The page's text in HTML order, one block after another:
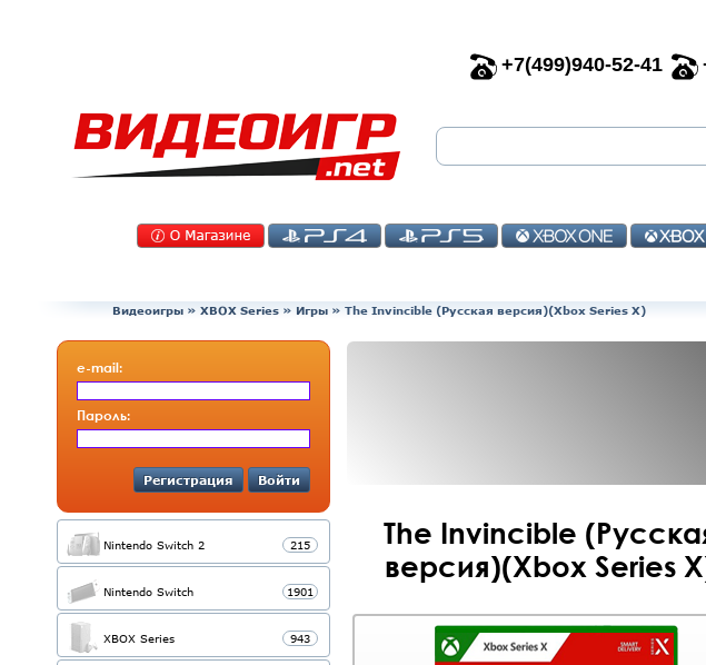
+7(499)940-52-41
Видеоигры » XBOX Series » Игры » The Invincible (Русская версия)(Xbox Series X)
e-mail:
Пароль:
Регистрация Войти
Nintendo Switch 2 215
Nintendo Switch 1901
XBOX Series 943
The Invincible
версия)(Xbox Series